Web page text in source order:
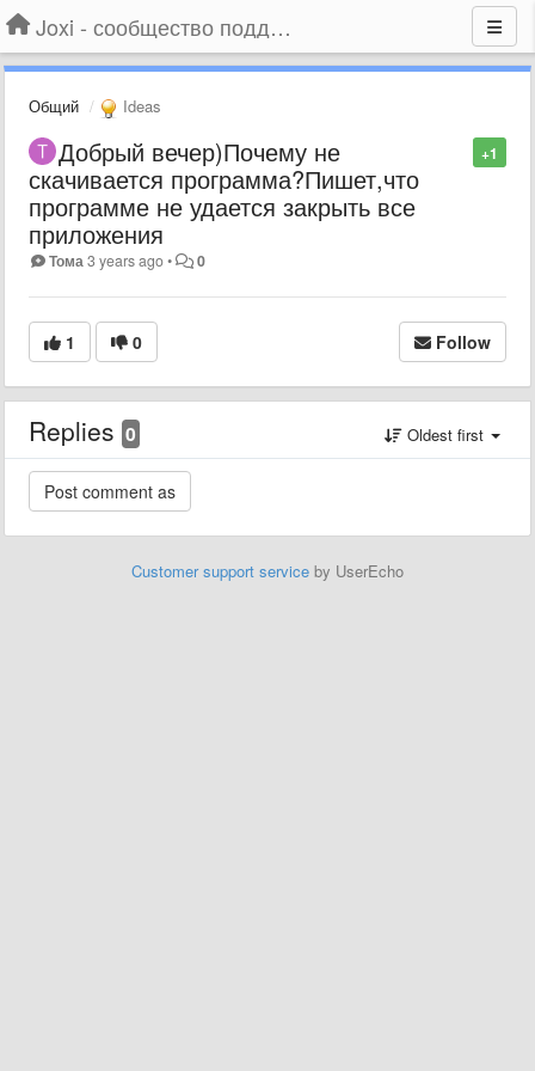
Joxi - сообщество поддержки
Общий Ideas
+1
Добрый вечер)Почему не
скачивается программа?Пишет,что
программе не удается закрыть все
приложения
Тома 3 years ago• 0
1 0 Follow
Replies 0 Oldest first
Customer support service by UserEcho